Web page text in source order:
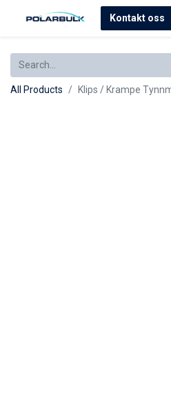
Kontakt oss
All Products Klips / Krampe